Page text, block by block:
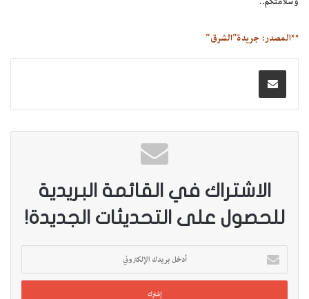
**المصدر: جريدة”الشرق”
الاشتراك في القائمة البريدية
للحصول على التحديثات الجديدة!
خ